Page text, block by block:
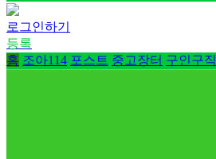
로그인하기
등록
홈 조아114 포스트 중고장터 구인구직